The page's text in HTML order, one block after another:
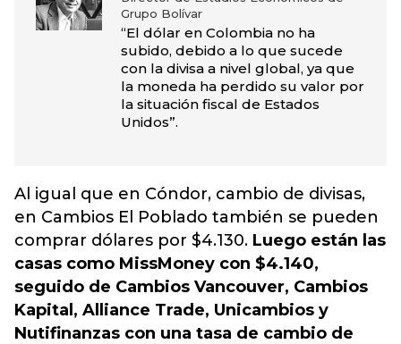
Grupo Bolívar
“El dólar en Colombia no ha
subido, debido a lo que sucede
con la divisa a nivel global, ya que
la moneda ha perdido su valor por
la situación fiscal de Estados
Unidos”.
Al igual que en Cóndor, cambio de divisas,
en Cambios El Poblado también se pueden
comprar dólares por $4.130. Luego están las
casas como MissMoney con $4.140,
seguido de Cambios Vancouver, Cambios
Kapital, Alliance Trade, Unicambios y
Nutifinanzas con una tasa de cambio de